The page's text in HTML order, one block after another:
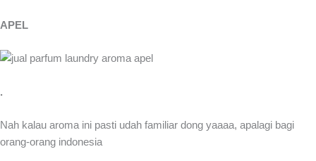
APEL
.
Nah kalau aroma ini pasti udah familiar dong yaaaa, apalagi bagi
orang-orang indonesia